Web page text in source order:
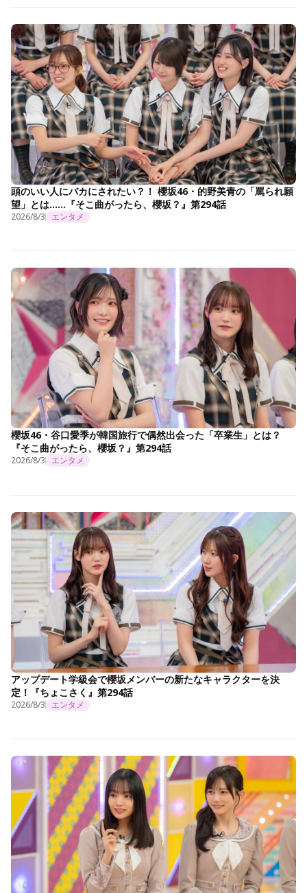
頭のいい人にバカにされたい？！ 櫻坂46・的野美青の「罵られ願
望」とは……『そこ曲がったら、櫻坂？』第294話
2026/8/3 エンタメ
櫻坂46・谷口愛季が韓国旅行で偶然出会った「卒業生」とは？
『そこ曲がったら、櫻坂？』第294話
2026/8/3 エンタメ
アップデート学級会で櫻坂メンバーの新たなキャラクターを決
定！『ちょこさく』第294話
2026/8/3 エンタメ